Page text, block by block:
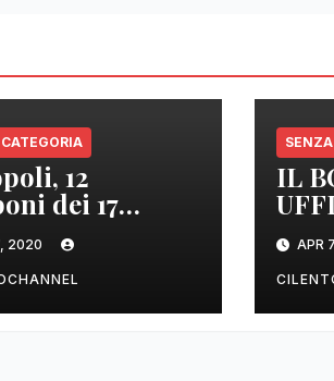
12
dei 17
sono
2020
IL
APR